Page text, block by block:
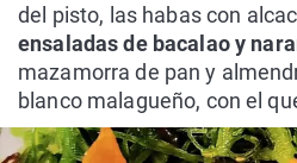
del pisto, las habas con
ensaladas de bacalao y
mazamorra de pan y
blanco malagueño, con el